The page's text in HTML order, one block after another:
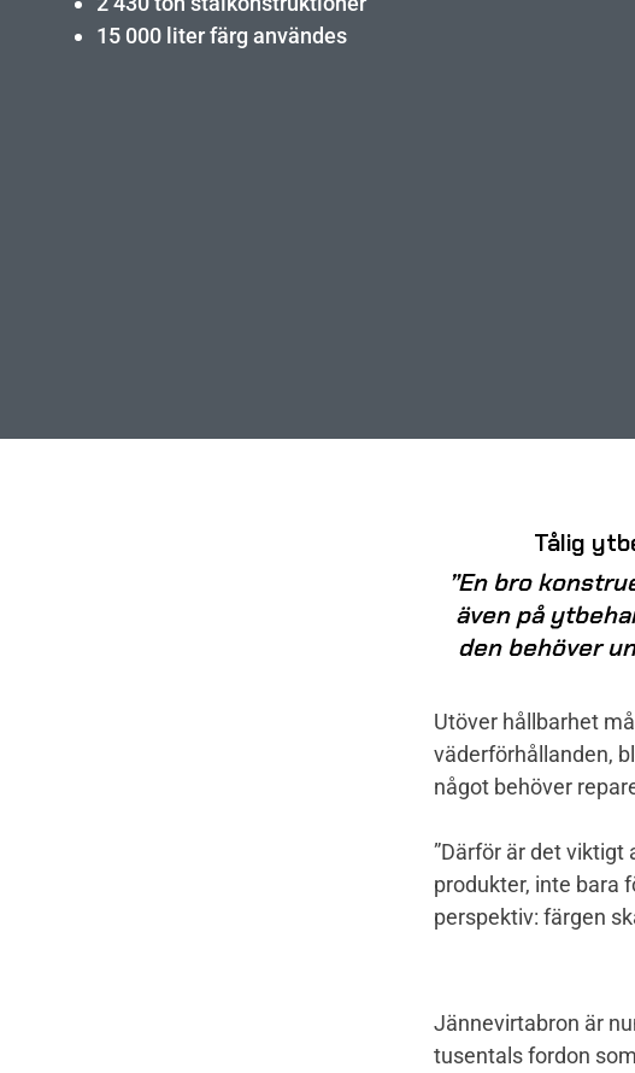
15 000 liter färg användes
Tålig
”En bro
även på
den behöver
Utöver hållbarhet
väderförhållanden,
något behöver
”Därför är det
produkter, inte bara
perspektiv: färgen
Jännevirtabron är
tusentals fordon